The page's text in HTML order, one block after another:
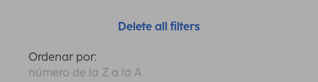
Delete all filters
Ordenar por:
número de la Z a la A